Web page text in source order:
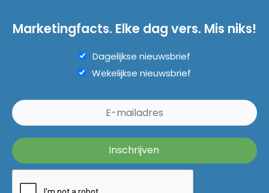
Marketingfacts. Elke dag vers. Mis niks!
Dagelijkse nieuwsbrief
Wekelijkse nieuwsbrief